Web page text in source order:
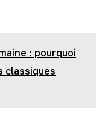
: pourquoi
classiques